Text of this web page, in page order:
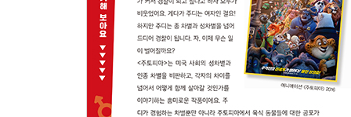
성차별과 임금 격차 60
가부장제와 성 역할 고정 관념 63